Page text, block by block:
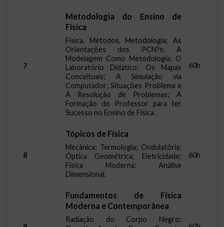
7
Metodologia do Ensino de
Física
Física, Métodos, Metodologia; As
Orientações dos PCN?s; A
Modelagem Como Metodologia; O
Laboratório Didático; Os Mapas
Conceituais; A Simulação via
Computador; Situações Problema e
A Resolução de Problemas; A
Formação do Professor para ter
Sucesso no Ensino de Física.
60h
8
Tópicos de Física
Mecânica; Termologia; Ondulatória;
Óptica Geométrica; Eletricidade;
Física Moderna; Análise
Dimensional.
60h
Fundamentos de Física
Moderna e Contemporânea
Radiação do Corpo Negro;